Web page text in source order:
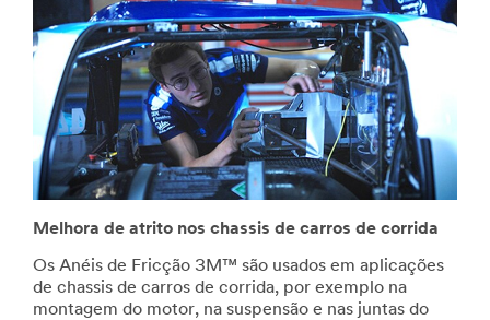
Melhora de atrito nos chassis de carros de corrida
Os Anéis de Fricção 3M™ são usados em aplicações
de chassis de carros de corrida, por exemplo na
montagem do motor, na suspensão e nas juntas do